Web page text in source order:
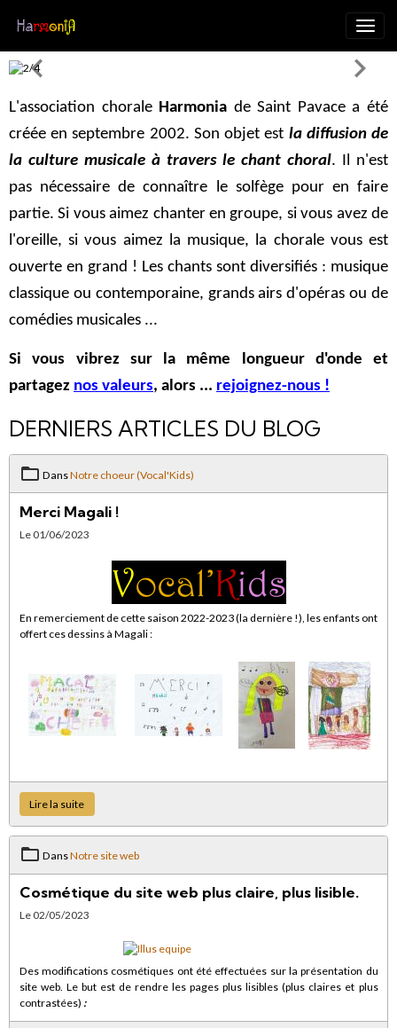
L'association chorale Harmonia de Saint Pavace a été
créée en septembre 2002. Son objet est la diffusion de
la culture musicale à travers le chant choral. Il n'est
pas nécessaire de connaître le solfège pour en faire
partie. Si vous aimez chanter en groupe, si vous avez de
l'oreille, si vous aimez la musique, la chorale vous est
ouverte en grand ! Les chants sont diversifiés : musique
classique ou contemporaine, grands airs d'opéras ou de
comédies musicales ...
Si vous vibrez sur la même longueur d'onde et
partagez nos valeurs, alors ... rejoignez-nous !
DERNIERS ARTICLES DU BLOG
DansNotre choeur (Vocal'Kids)
Merci Magali !
Le 01/06/2023
En remerciement de cette saison 2022-2023 (la dernière !), les enfants ont
offert ces dessins à Magali :
Lire la suite
DansNotre site web
Cosmétique du site web plus claire, plus lisible.
Le 02/05/2023
Des modifications cosmétiques ont été effectuées sur la présentation du
site web. Le but est de rendre les pages plus lisibles (plus claires et plus
contrastées) :